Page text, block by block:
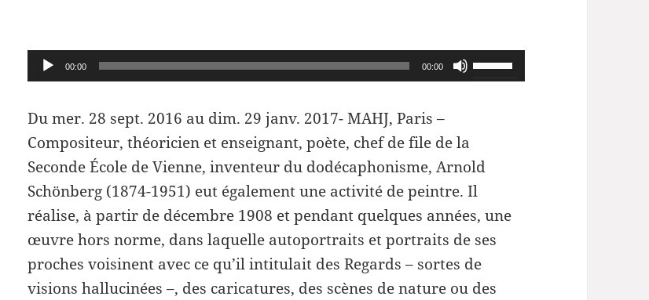
Lecteur
audio
00:00 00:00
Utilisez
les
pour
augmenter
le
volume.
Du mer. 28 sept. 2016 au dim. 29 janv. 2017- MAHJ, Paris –
Compositeur, théoricien et enseignant, poète, chef de file de la
Seconde École de Vienne, inventeur du dodécaphonisme, Arnold
Schönberg (1874-1951) eut également une activité de peintre. Il
réalise, à partir de décembre 1908 et pendant quelques années, une
œuvre hors norme, dans laquelle autoportraits et portraits de ses
proches voisinent avec ce qu’il intitulait des Regards – sortes de
visions hallucinées –, des caricatures, des scènes de nature ou des